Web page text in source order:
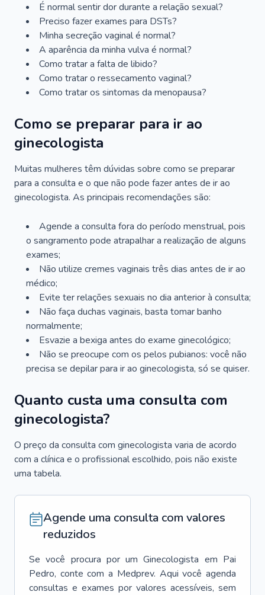
É normal sentir dor durante a relação sexual?
Preciso fazer exames para DSTs?
Minha secreção vaginal é normal?
A aparência da minha vulva é normal?
Como tratar a falta de libido?
Como tratar o ressecamento vaginal?
Como tratar os sintomas da menopausa?
Como se preparar para ir ao
ginecologista
Muitas mulheres têm dúvidas sobre como se preparar
para a consulta e o que não pode fazer antes de ir ao
ginecologista. As principais recomendações são:
Agende a consulta fora do período menstrual, pois
o sangramento pode atrapalhar a realização de alguns
exames;
Não utilize cremes vaginais três dias antes de ir ao
médico;
Evite ter relações sexuais no dia anterior à consulta;
Não faça duchas vaginais, basta tomar banho
normalmente;
Esvazie a bexiga antes do exame ginecológico;
Não se preocupe com os pelos pubianos: você não
precisa se depilar para ir ao ginecologista, só se quiser.
Quanto custa uma consulta com
ginecologista?
O preço da consulta com ginecologista varia de acordo
com a clínica e o profissional escolhido, pois não existe
uma tabela.
Agende uma consulta com valores
reduzidos
Se você procura por um Ginecologista em Pai
Pedro, conte com a Medprev. Aqui você agenda
consultas e exames por valores acessíveis, sem